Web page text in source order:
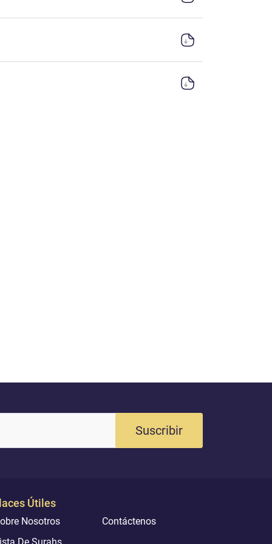
Suscribir
Útiles
Nosotros
Contáctenos